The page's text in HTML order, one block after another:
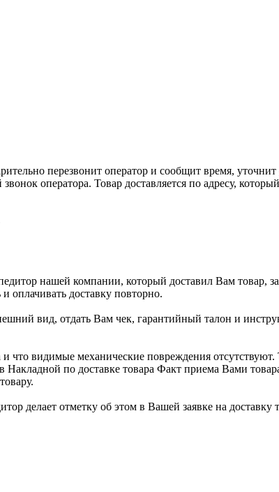
перезвонит оператор и сообщит время, уточнит
оператора. Товар доставляется по адресу,
нашей компании, который доставил Вам товар,
оплачивать доставку повторно.
вид, отдать Вам чек, гарантийный талон и
что видимые механические повреждения отсутствуют.
по доставке товара Факт приема Вами
делает отметку об этом в Вашей заявке на доставку